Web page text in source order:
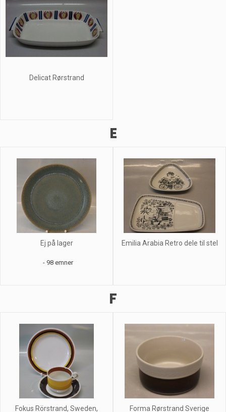
Delicat Rørstrand
E
Ej på lager
- 98 emner
Emilia Arabia Retro dele til stel
F
Fokus Rörstrand, Sweden, Forma Rørstrand Sverige